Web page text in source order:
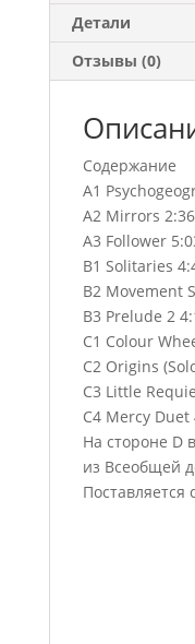
Детали
Отзывы (0)
Содержание
A1
A2 Mirrors 2:36
A3 Follower
B1 Solitaries
B2 Movement
B3 Prelude 2
C1 Colour
C2 Origins
C3 Little
C4 Mercy Duet
На стороне D
из Всеобщей
Поставляется